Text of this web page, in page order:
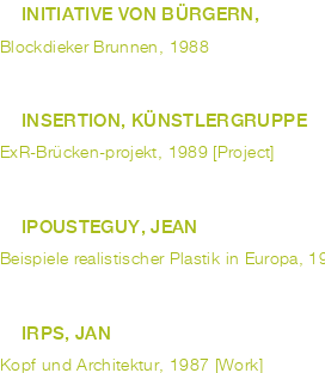
INITIATIVE VON BÜRGERN,
Blockdieker Brunnen, 1988
INSERTION, KÜNSTLERGRUPPE
ExR-Brücken-projekt, 1989 [Project]
IPOUSTEGUY, JEAN
Beispiele realistischer Plastik in Europa,
IRPS, JAN
Kopf und Architektur, 1987 [Work]